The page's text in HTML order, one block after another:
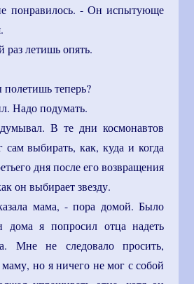
понравилось. - Он испытующе
раз летишь опять.
теперь?
Надо подумать.
В те дни космонавтов
выбирать, как, куда и когда
дня после его возвращения
он выбирает звезду.
мама, - пора домой. Было
я попросил отца надеть
Мне не следовало просить,
но я ничего не мог с собой